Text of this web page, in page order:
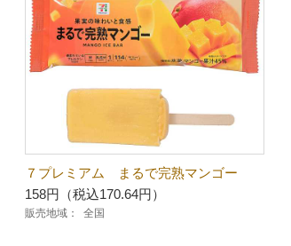
７プレミアム まるで完熟マンゴー
158円（税込170.64円）
販売地域： 全国